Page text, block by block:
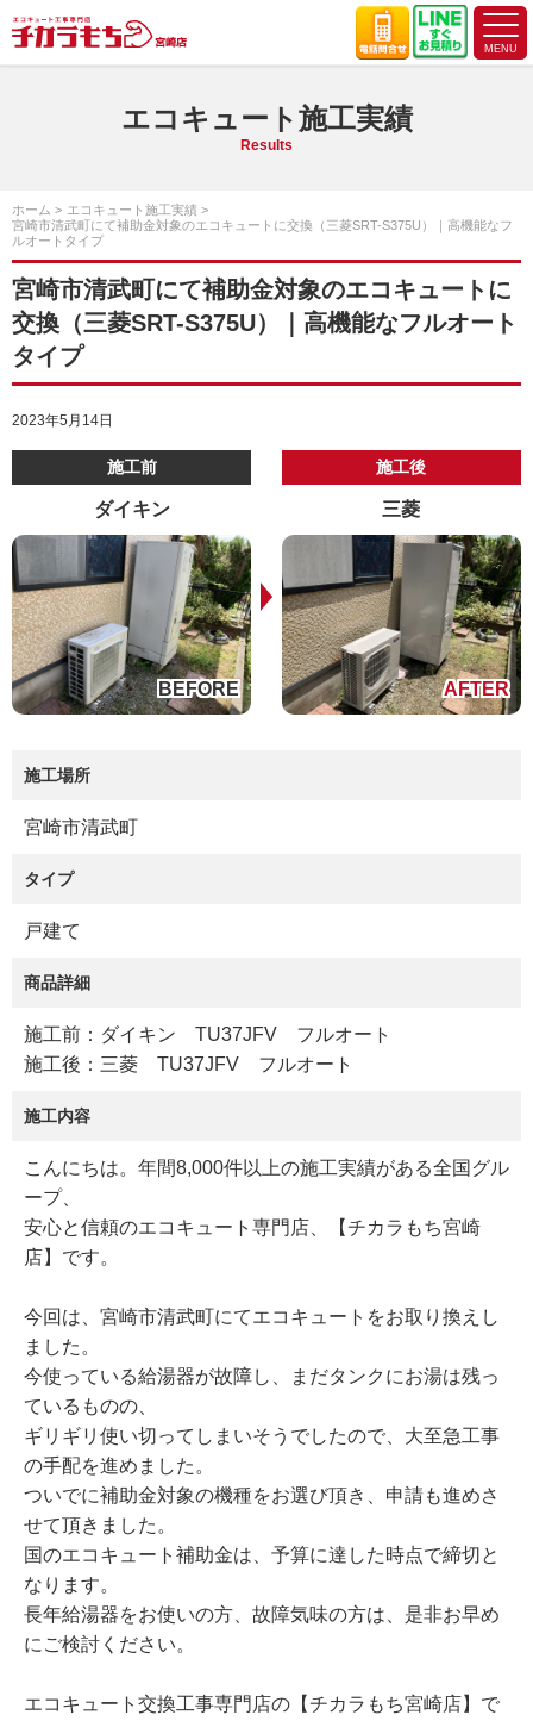
エコキュート施工実績
Results
ホーム
エコキュート施工実績
宮崎市清武町にて補助金対象のエコキュートに交換（三菱SRT-S375U）｜高機能なフ
ルオートタイプ
宮崎市清武町にて補助金対象のエコキュートに
交換（三菱SRT-S375U）｜高機能なフルオート
タイプ
2023年5月14日
施工前
ダイキン
施工後
三菱
施工場所
宮崎市清武町
タイプ
戸建て
商品詳細
施工前：ダイキン TU37JFV フルオート
施工後：三菱 TU37JFV フルオート
施工内容
こんにちは。年間8,000件以上の施工実績がある全国グル
ープ、
安心と信頼のエコキュート専門店、【チカラもち宮崎
店】です。
今回は、宮崎市清武町にてエコキュートをお取り換えし
ました。
今使っている給湯器が故障し、まだタンクにお湯は残っ
ているものの、
ギリギリ使い切ってしまいそうでしたので、大至急工事
の手配を進めました。
ついでに補助金対象の機種をお選び頂き、申請も進めさ
せて頂きました。
国のエコキュート補助金は、予算に達した時点で締切と
なります。
長年給湯器をお使いの方、故障気味の方は、是非お早め
にご検討ください。
エコキュート交換工事専門店の【チカラもち宮崎店】で